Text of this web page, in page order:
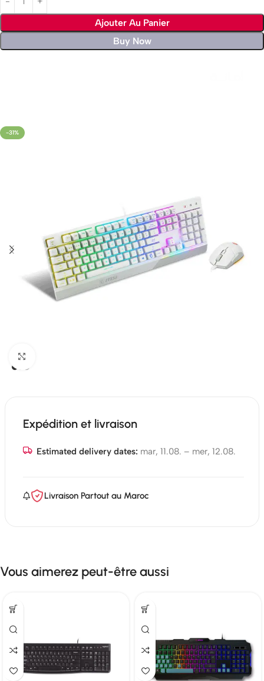
Ajouter Au Panier
Buy Now
-31%
Expédition et livraison
Estimated delivery dates: mar, 11.08. – mer, 12.08.
Livraison Partout au Maroc
Vous aimerez peut-être aussi